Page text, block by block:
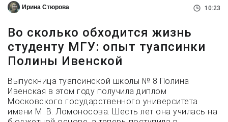
Ирина Стюрова 10:23
Во сколько обходится жизнь
студенту МГУ: опыт туапсинки
Полины Ивенской
Выпускница туапсинской школы № 8 Полина
Ивенская в этом году получила диплом
Московского государственного университета
имени М. В. Ломоносова. Шесть лет она училась на